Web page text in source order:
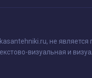
не
визуальная и